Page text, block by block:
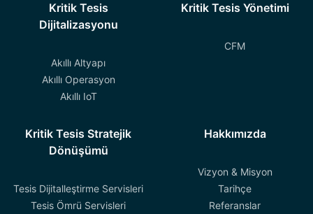
Kritik Tesis
Dijitalizasyonu
Akıllı Altyapı
Akıllı Operasyon
Akıllı IoT
Kritik Tesis Yönetimi
CFM
Kritik Tesis Stratejik
Dönüşümü
Tesis Dijitalleştirme Servisleri
Tesis Ömrü Servisleri
Hakkımızda
Vizyon & Misyon
Tarihçe
Referanslar